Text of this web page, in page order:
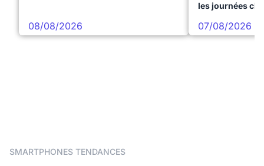
08/08/2026
les journées
07/08/2026
SMARTPHONES TENDANCES